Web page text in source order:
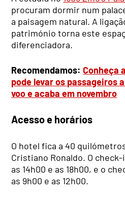
procuram dormir num
a paisagem natural. A
património torna este
diferenciadora.
Recomendamos:Conheça
pode levar os passageiros
voo e acaba em novembro
Acesso e horários
O hotel fica a 40
Cristiano Ronaldo. O
as 14h00 e as 18h00, e o
as 9h00 e as 12h00.